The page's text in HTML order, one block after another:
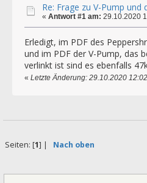
Re: Frage zu V-Pump und
« Antwort #1 am: 29.10.2020
Erledigt, im PDF des
und im PDF der V-Pump, das
verlinkt ist sind es ebenfalls
« Letzte Änderung: 29.10.2020
Seiten: [1] | Nach oben